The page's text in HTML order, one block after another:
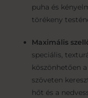
puha és
törékeny
Maximális
speciális,
köszönhetően
szöveten
hőt és a